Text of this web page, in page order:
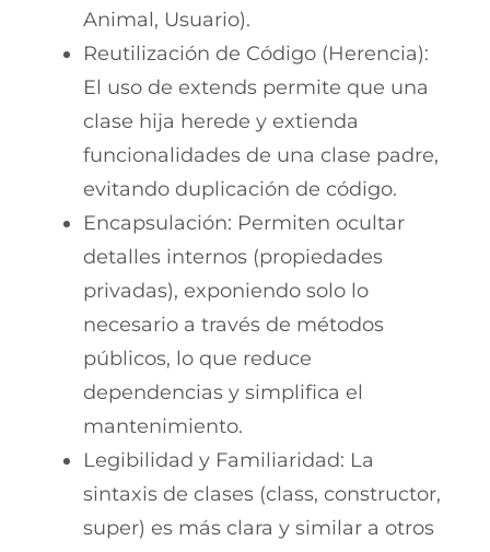
Animal, Usuario).
Reutilización de Código (Herencia):
El uso de extends permite que una
clase hija herede y extienda
funcionalidades de una clase padre,
evitando duplicación de código.
Encapsulación: Permiten ocultar
detalles internos (propiedades
privadas), exponiendo solo lo
necesario a través de métodos
públicos, lo que reduce
dependencias y simplifica el
mantenimiento.
Legibilidad y Familiaridad: La
sintaxis de clases (class, constructor,
super) es más clara y similar a otros